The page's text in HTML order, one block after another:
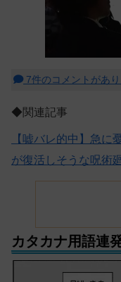
7件のコメントがあ
◆関連記事
【嘘バレ的中】急に
が復活しそうな呪術
カタカナ用語連